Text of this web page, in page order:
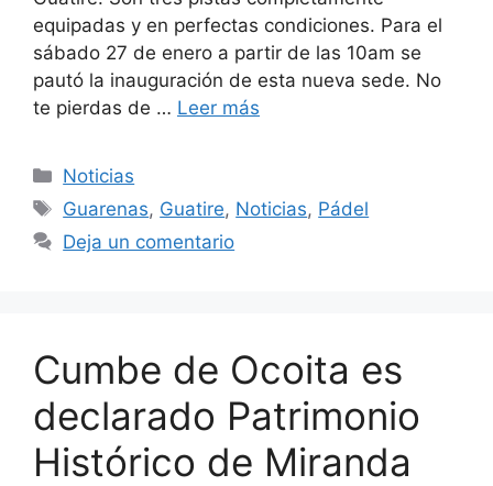
equipadas y en perfectas condiciones. Para el
sábado 27 de enero a partir de las 10am se
pautó la inauguración de esta nueva sede. No
te pierdas de … Leer más
Noticias
Guarenas, Guatire, Noticias, Pádel
Deja un comentario
Cumbe de Ocoita es
declarado Patrimonio
Histórico de Miranda